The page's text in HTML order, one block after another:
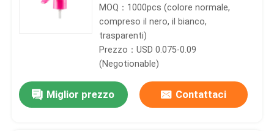
materia prima dei pp
MOQ：1000pcs (colore normale,
compreso il nero, il bianco,
trasparenti)
Prezzo：USD 0.075-0.09
(Negotionable)
Miglior prezzo Contattaci